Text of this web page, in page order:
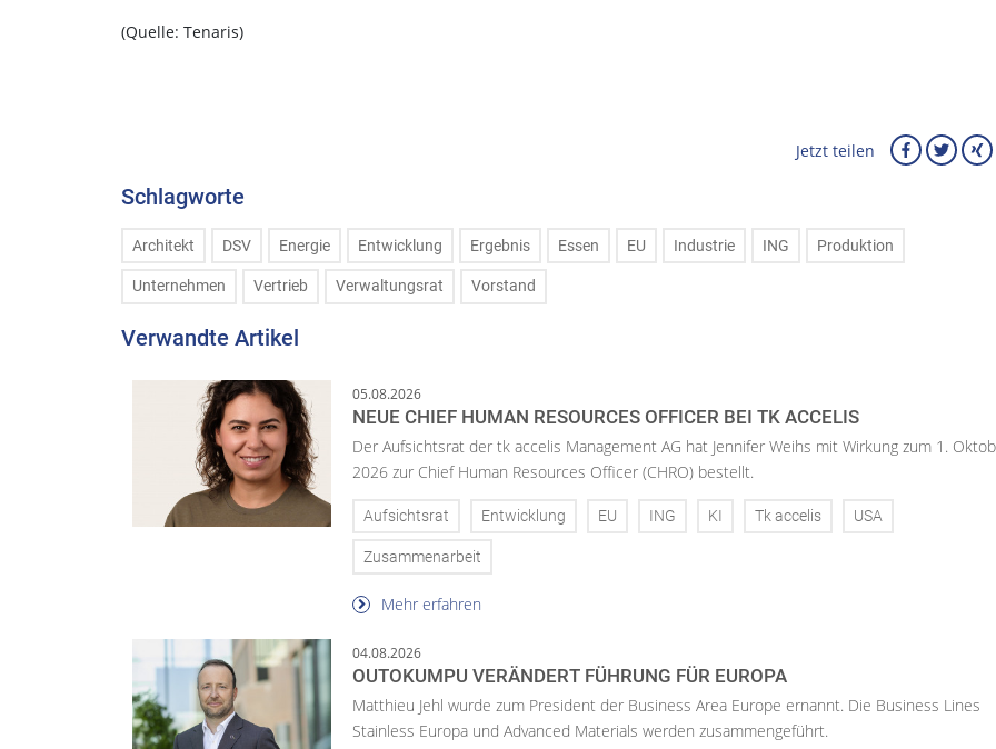
(Quelle: Tenaris)
Jetzt teilen
Schlagworte
Architekt DSV Energie Entwicklung Ergebnis Essen EU Industrie ING Produktion
Unternehmen Vertrieb Verwaltungsrat Vorstand
Verwandte Artikel
05.08.2026
NEUE CHIEF HUMAN RESOURCES OFFICER BEI TK ACCELIS
Der Aufsichtsrat der tk accelis Management AG hat Jennifer Weihs mit Wirkung zum 1.
2026 zur Chief Human Resources Officer (CHRO) bestellt.
Aufsichtsrat Entwicklung EU ING KI Tk accelis USA
Zusammenarbeit
Mehr erfahren
04.08.2026
OUTOKUMPU VERÄNDERT FÜHRUNG FÜR EUROPA
Matthieu Jehl wurde zum President der Business Area Europe ernannt. Die Business Lines
Stainless Europa und Advanced Materials werden zusammengeführt.